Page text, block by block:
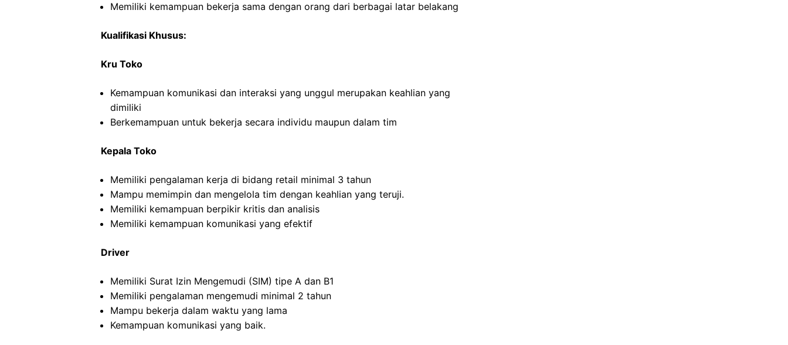
Memiliki kemampuan bekerja sama dengan orang dari berbagai latar belakang
Kualifikasi Khusus:
Kru Toko
Kemampuan komunikasi dan interaksi yang unggul merupakan keahlian yang
dimiliki
Berkemampuan untuk bekerja secara individu maupun dalam tim
Kepala Toko
Memiliki pengalaman kerja di bidang retail minimal 3 tahun
Mampu memimpin dan mengelola tim dengan keahlian yang teruji.
Memiliki kemampuan berpikir kritis dan analisis
Memiliki kemampuan komunikasi yang efektif
Driver
Memiliki Surat Izin Mengemudi (SIM) tipe A dan B1
Memiliki pengalaman mengemudi minimal 2 tahun
Mampu bekerja dalam waktu yang lama
Kemampuan komunikasi yang baik.